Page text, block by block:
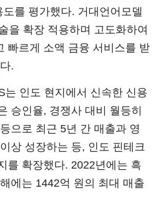
를 평가했다. 거대언어모델
을 확장 적용하며 고도화하여
빠르게 소액 금융 서비스를 받
.
는 인도 현지에서 신속한 신용
승인율, 경쟁사 대비 월등히
으로 최근 5년 간 매출과 영
상 성장하는 등, 인도 핀테크
를 확장했다. 2022년에는 흑
에는 1442억 원의 최대 매출